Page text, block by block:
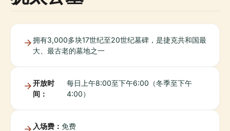
拥有3,000多块17世纪至20世纪墓碑，是捷克共和国最
大、最古老的墓地之一
开放时
间：
每日上午8:00至下午6:00（冬季至下午
4:00）
入场费： 免费